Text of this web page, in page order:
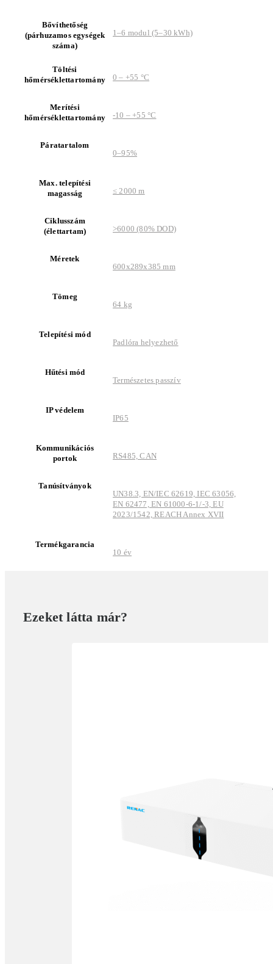
Bővíthetőség
(párhuzamos egységek
száma)
1–6 modul (5–30 kWh)
Töltési
hőmérséklettartomány
0 – +55 °C
Merítési
hőmérséklettartomány
-10 – +55 °C
Páratartalom
0–95%
Max. telepítési
magasság
≤ 2000 m
Ciklusszám
(élettartam)
>6000 (80% DOD)
Méretek
600x289x385 mm
Tömeg
64 kg
Telepítési mód
Padlóra helyezhető
Hűtési mód
Természetes passzív
IP védelem
IP65
Kommunikációs
portok
RS485, CAN
Tanúsítványok
UN38.3, EN/IEC 62619, IEC 63056,
EN 62477, EN 61000-6-1/-3, EU
2023/1542, REACH Annex XVII
Termékgarancia
10 év
Ezeket látta már?